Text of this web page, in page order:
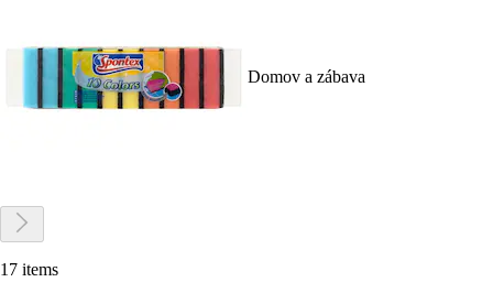
Domov a zábava
17 items